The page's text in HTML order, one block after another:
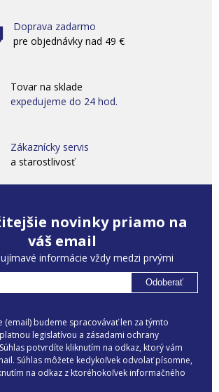
Doprava zadarmo
pre objednávky nad 49 €
Tovar na sklade
expedujeme do 24 hod.
Zákaznícky servis
a starostlivosť
novinky priamo na
váš email
informácie vždy medzi prvými
Odoberať
(email) budeme spracovávať len za týmto
legislatívou a zásadami ochrany
potvrdíte kliknutím na odkaz, ktorý vám
Súhlas môžete kedykoľvek odvolať písomne,
na odkaz z ktoréhokoľvek informačného